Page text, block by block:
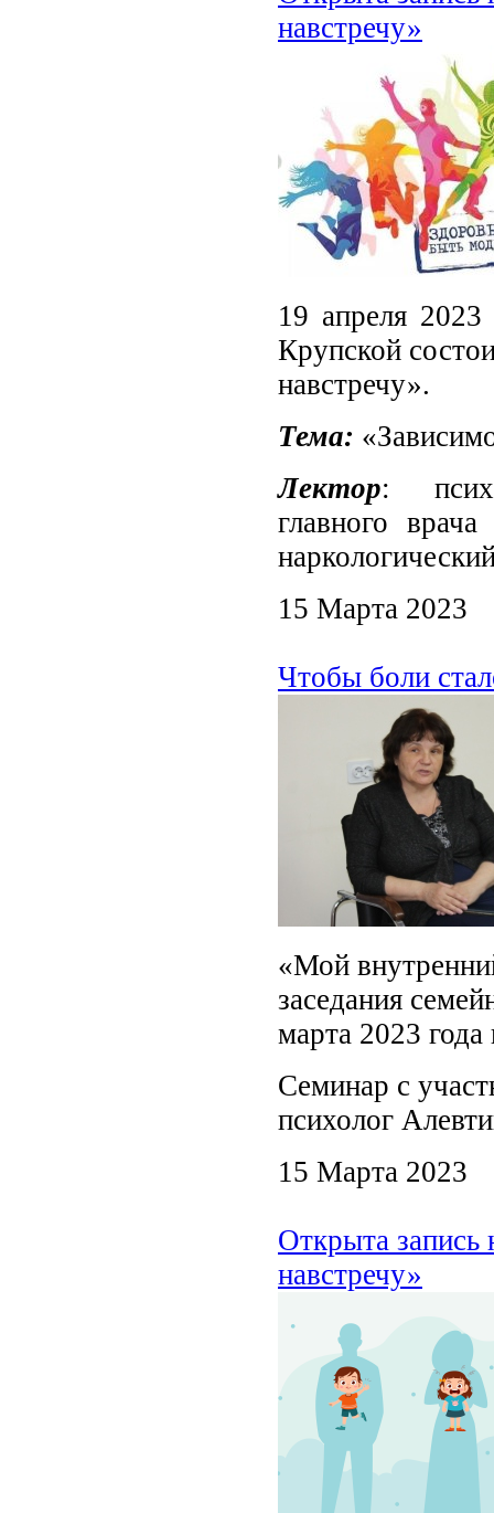
навстречу»
19 апреля
Крупской
навстречу».
Тема:
Лектор:
главного
15 Марта 2023
Чтобы боли
«Мой
заседания
марта 2023
Семинар с
психолог
15 Марта 2023
Открыта запись
навстречу»